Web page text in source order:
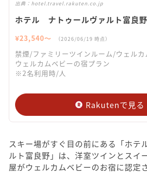
出典： hotel.travel.rakuten.co.jp
ホテル ナトゥールヴァルト富良野
¥23,540〜 （2026/06/19 時点）
禁煙/ファミリーツインルーム/ウェルカ
ウェルカムベビーの宿プラン
※2名利用時/人
Rakutenで見る
スキー場がすぐ目の前にある「ホテ
ルト富良野」は、洋室ツインとスイ
屋がウェルカムベビーのお宿に認定